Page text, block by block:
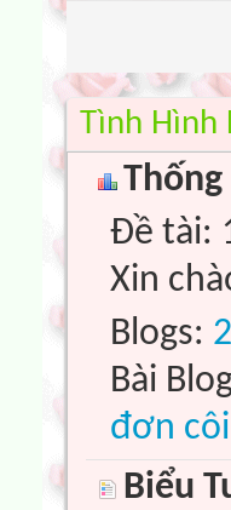
Tình Hình
Thống
Ðề tài
Xin
Blogs
Bài
đơn côi
Biểu